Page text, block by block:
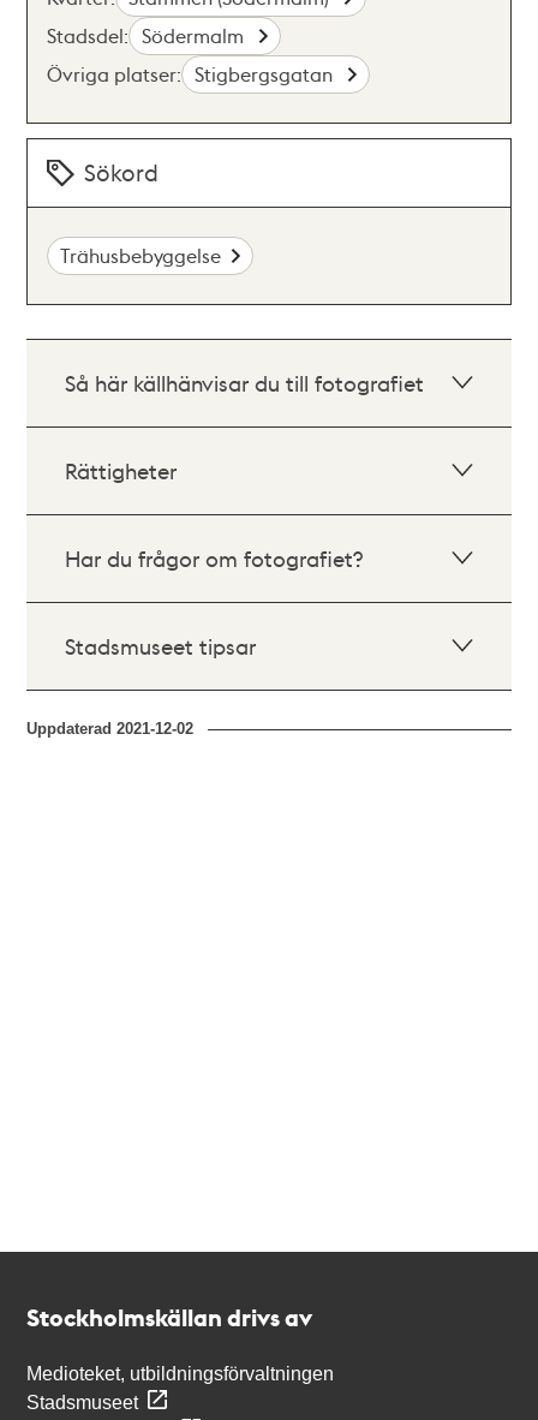
Stadsdel: Södermalm
Övriga platser: Stigbergsgatan
Sökord
Trähusbebyggelse
Så här källhänvisar du till fotografiet
Rättigheter
Har du frågor om fotografiet?
Stadsmuseet tipsar
Uppdaterad2021-12-02
Stockholmskällan drivs av
Medioteket, utbildningsförvaltningen
Stadsmuseet